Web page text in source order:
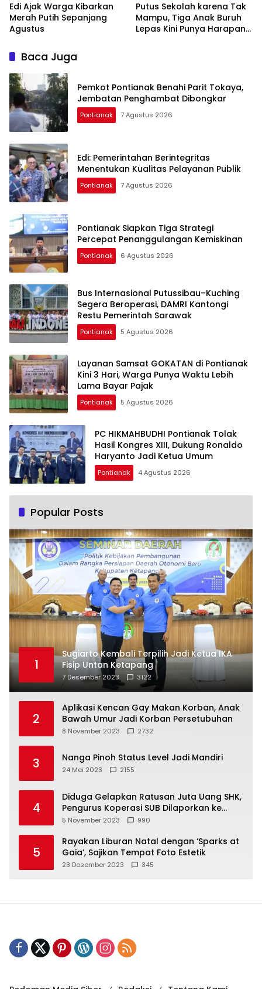
Edi Ajak Warga Kibarkan
Merah Putih Sepanjang
Agustus
Putus Sekolah karena Tak
Mampu, Tiga Anak Buruh
Lepas Kini Punya Harapan
Baca Juga
Pemkot Pontianak Benahi Parit Tokaya,
Jembatan Penghambat Dibongkar
Pontianak 7 Agustus 2026
Edi: Pemerintahan Berintegritas
Menentukan Kualitas Pelayanan Publik
Pontianak 7 Agustus 2026
Pontianak Siapkan Tiga Strategi
Percepat Penanggulangan Kemiskinan
Pontianak 6 Agustus 2026
Bus Internasional Putussibau–Kuching
Segera Beroperasi, DAMRI Kantongi
Restu Pemerintah Sarawak
Pontianak 5 Agustus 2026
Layanan Samsat GOKATAN di Pontianak
Kini 3 Hari, Warga Punya Waktu Lebih
Lama Bayar Pajak
Pontianak 5 Agustus 2026
PC HIKMAHBUDHI Pontianak Tolak
Hasil Kongres XIII, Dukung Ronaldo
Haryanto Jadi Ketua Umum
Pontianak 4 Agustus 2026
Popular Posts
1
Sugiarto Kembali Terpilih Jadi Ketua IKA
Fisip Untan Ketapang
7 Desember 2023 3122
2
Aplikasi Kencan Gay Makan Korban, Anak
Bawah Umur Jadi Korban Persetubuhan
8 November 2023 2732
3 Nanga Pinoh Status Level Jadi Mandiri
24 Mei 2023 2155
4
Diduga Gelapkan Ratusan Juta Uang SHK,
Pengurus Koperasi SUB Dilaporkan ke
Polisi
5 November 2023 990
5
Rayakan Liburan Natal dengan ‘Sparks at
Gaia’, Sajikan Tempat Foto Estetik
23 Desember 2023 345